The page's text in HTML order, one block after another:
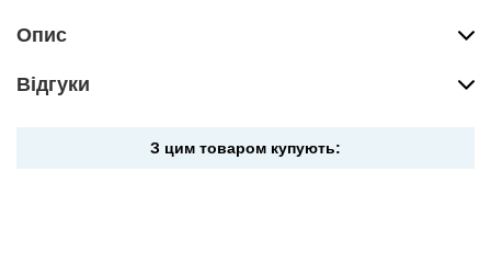
Опис
Вiдгуки
З цим товаром купують: